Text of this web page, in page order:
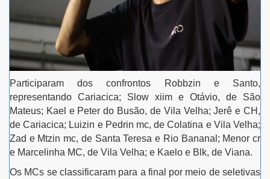
Participaram dos confrontos Robbzin e Santo,
representando Cariacica; Slow xiim e Otávio, de São
Mateus; Kael e Peter do Busão, de Vila Velha; Jerê e CH,
de Cariacica; Luizin e Pedrin mc, de Colatina e Vila Velha;
Zad e Mtzin mc, de Santa Teresa e Rio Bananal; Menor cr
e Marcelinha MC, de Vila Velha; e Kaelo e Blk, de Viana.
Os MCs se classificaram para a final por meio de seletivas